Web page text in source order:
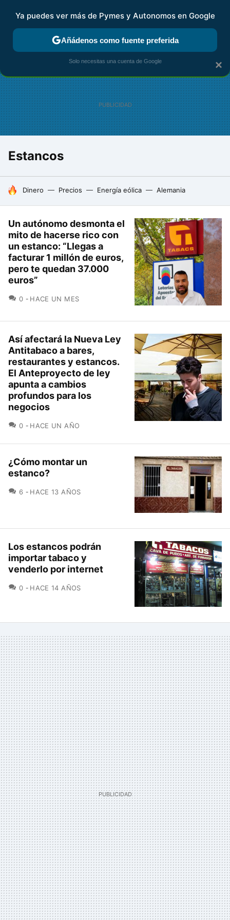
FISCALIDAD Y CONTABILIDAD KIT DIGITAL RENTA
Estancos
HOY SE HABLA DE
Dinero Precios Energía eólica Alemania
Un autónomo desmonta el
mito de hacerse rico con
un estanco: “Llegas a
facturar 1 millón de euros,
pero te quedan 37.000
euros”
0 COMENTARIOS
HACE UN MES
Así afectará la Nueva Ley
Antitabaco a bares,
restaurantes y estancos.
El Anteproyecto de ley
apunta a cambios
profundos para los
negocios
0 COMENTARIOS
HACE UN AÑO
¿Cómo montar un
estanco?
6 COMENTARIOS
HACE 13 AÑOS
Los estancos podrán
importar tabaco y
venderlo por internet
0 COMENTARIOS
HACE 14 AÑOS
×
Ya puedes ver más de Pymes y Autonomos en Google
Añádenos como fuente preferida
Solo necesitas una cuenta de Google